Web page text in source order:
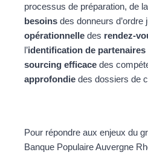
processus de préparation, de la
besoins des donneurs d’ordre
opérationnelle des rendez-
l’identification de partenaires
sourcing efficace des
approfondie des dossiers de
Pour répondre aux enjeux du
Banque Populaire Auvergne